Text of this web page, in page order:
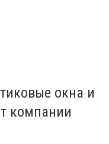
окна и
компании